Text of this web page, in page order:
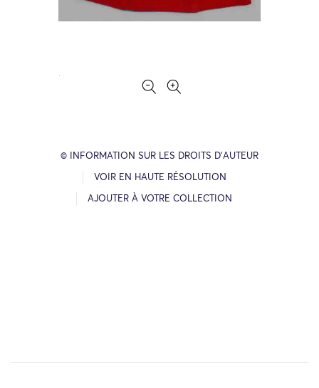
© INFORMATION SUR LES DROITS D’AUTEUR
VOIR EN HAUTE RÉSOLUTION
AJOUTER À VOTRE COLLECTION